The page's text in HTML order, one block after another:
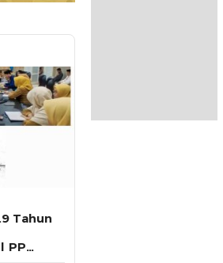
Tahun
PP